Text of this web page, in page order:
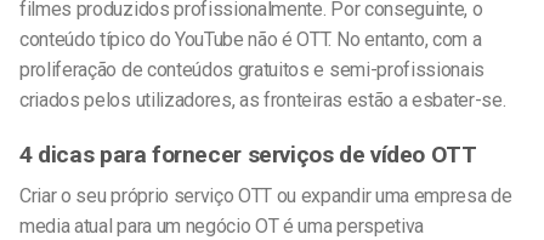
filmes produzidos profissionalmente. Por conseguinte, o
conteúdo típico do YouTube não é OTT. No entanto, com a
proliferação de conteúdos gratuitos e semi-profissionais
criados pelos utilizadores, as fronteiras estão a esbater-se.
4 dicas para fornecer serviços de vídeo OTT
Criar o seu próprio serviço OTT ou expandir uma empresa de
media atual para um negócio OT é uma perspetiva